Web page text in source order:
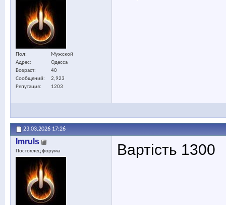
Пол
Мужской
Адрес
Одесса
Возраст
40
Сообщений
2,923
Репутация
1203
23.03.2026 17:26
Imruls
Постоялец форума Вартість 1300